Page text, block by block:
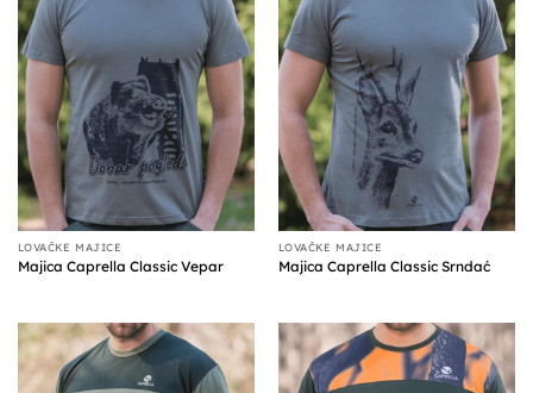
LOVAČKE MAJICE
Majica Caprella Classic Vepar
LOVAČKE MAJICE
Majica Caprella Classic Srndać